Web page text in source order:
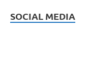
SOCIAL MEDIA